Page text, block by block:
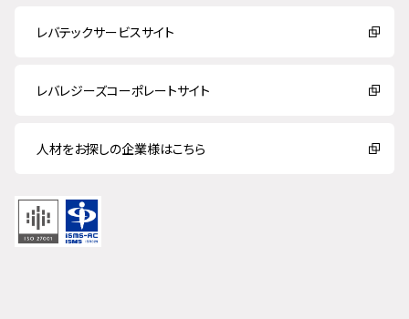
レバテックサービスサイト
レバレジーズコーポレートサイト
人材をお探しの企業様はこちら